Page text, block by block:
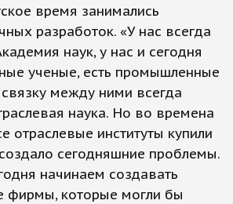
время занимались
разработок. «У нас всегда
наук, у нас и сегодня
ученые, есть промышленные
между ними всегда
наука. Но во времена
отраслевые институты купили
сегодняшние проблемы.
начинаем создавать
фирмы, которые могли бы